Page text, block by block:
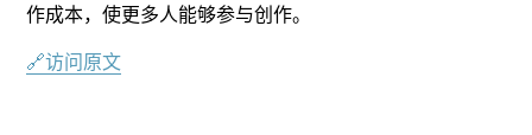
作成本，使更多人能够参与创作。
🔗访问原文